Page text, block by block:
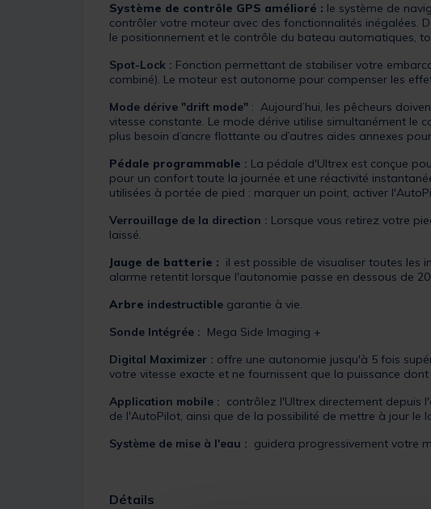
Système de contrôle GPS amélioré : le système de
contrôler votre moteur avec des fonctionnalités inégalées.
le positionnement et le contrôle du bateau automatiques,
Spot-Lock : Fonction permettant de stabiliser votre
combiné). Le moteur est autonome pour compenser les
Mode dérive "drift mode" : Aujourd’hui, les pêcheurs
vitesse constante. Le mode dérive utilise simultanément le
plus besoin d’ancre flottante ou d’autres aides annexes
Pédale programmable : La pédale d'Ultrex est conçue
pour un confort toute la journée et une réactivité
utilisées à portée de pied : marquer un point, activer
Verrouillage de la direction : Lorsque vous retirez votre
laissé.
Jauge de batterie : il est possible de visualiser toutes les
alarme retentit lorsque l'autonomie passe en dessous de
Arbre indestructible garantie à vie.
Sonde Intégrée : Mega Side Imaging +
Digital Maximizer : offre une autonomie jusqu'à 5 fois
votre vitesse exacte et ne fournissent que la puissance
Application mobile : contrôlez l'Ultrex directement depuis
de l'AutoPilot, ainsi que de la possibilité de mettre à jour le
Système de mise à l'eau : guidera progressivement votre
Détails